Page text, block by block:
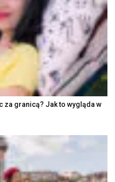
za granicą? Jak to wygląda w